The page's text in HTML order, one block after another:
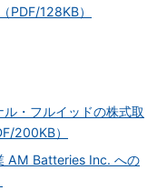
PDF/128KB）
・フルイッドの株式取
200KB）
AM Batteries Inc. への